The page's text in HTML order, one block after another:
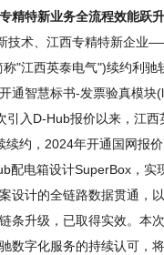
精特新业务全流程效能跃升
技术、江西专精特新企业
"江西英泰电气")续约利驰
通智慧标书-发票验真模块
引入D-Hub报价以来，江西
续约，2024年开通国网报
配电箱设计SuperBox，实
设计的全链路数据贯通，
条升级，已取得实效。本
数字化服务的持续认可，